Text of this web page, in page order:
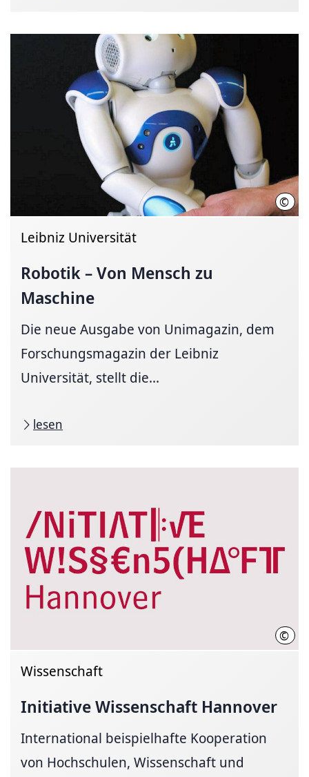
©
Leibniz Universität
Robotik – Von Mensch zu
Maschine
Die neue Ausgabe von Unimagazin, dem
Forschungsmagazin der Leibniz
Universität, stellt die...
lesen
©
Wissenschaft
Initiative Wissenschaft Hannover
International beispielhafte Kooperation
von Hochschulen, Wissenschaft und